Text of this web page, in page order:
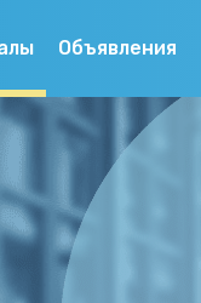
Объявления